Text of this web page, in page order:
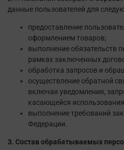
данные пользователей для
предоставление
оформлением товаров;
выполнение обязательств
рамках заключенных
обработка запросов и
осуществление обратной
включая уведомления,
касающейся
выполнение требований
Федерации.
3. Состав обрабатываемых